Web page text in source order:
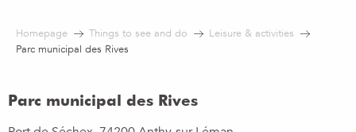
contenu
Homepage Things to see and do
Leisure & activities
Parc municipal des Rives
Parc municipal des Rives